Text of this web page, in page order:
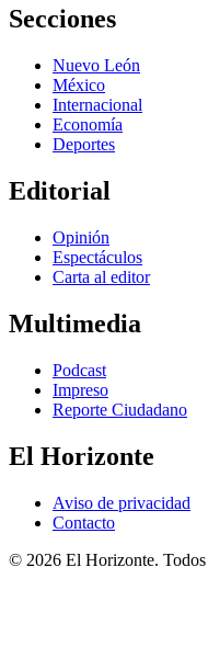
Secciones
Nuevo León
México
Internacional
Economía
Deportes
Editorial
Opinión
Espectáculos
Carta al editor
Multimedia
Podcast
Impreso
Reporte Ciudadano
El Horizonte
Aviso de privacidad
Contacto
© 2026 El Horizonte. Todos